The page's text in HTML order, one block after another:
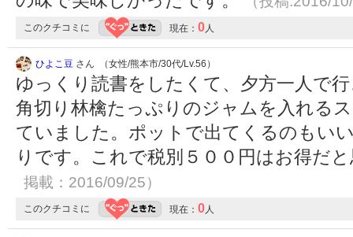
このクチコミに 現在： 0 人
ひよこ豆 さん （女性/熊本市/30代/Lv.56）
ゆっくり読書をしたくて、夕方一人で
角切り林檎たっぷりのジャムを入れる
ていました。ポットで出てくるのもい
りです。これで税別５００円はお得だ
掲載：2016/09/25）
このクチコミに 現在： 0 人